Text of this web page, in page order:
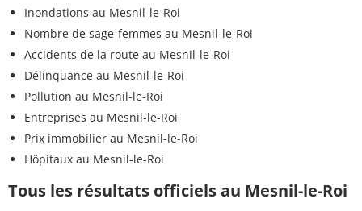
Inondations au Mesnil-le-Roi
Nombre de sage-femmes au Mesnil-le-Roi
Accidents de la route au Mesnil-le-Roi
Délinquance au Mesnil-le-Roi
Pollution au Mesnil-le-Roi
Entreprises au Mesnil-le-Roi
Prix immobilier au Mesnil-le-Roi
Hôpitaux au Mesnil-le-Roi
Tous les résultats officiels au Mesnil-le-Roi